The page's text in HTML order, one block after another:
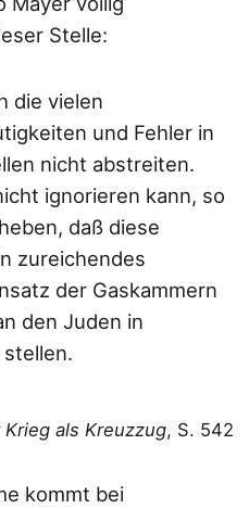
Stelle:
die vielen
und Fehler in
nicht abstreiten.
ignorieren kann, so
daß diese
zureichendes
der Gaskammern
den Juden in
Krieg als Kreuzzug, S. 542
kommt bei